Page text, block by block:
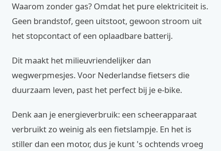
Waarom zonder gas? Omdat het pure elektriciteit is.
Geen brandstof, geen uitstoot, gewoon stroom uit
het stopcontact of een oplaadbare batterij.
Dit maakt het milieuvriendelijker dan
wegwerpmesjes. Voor Nederlandse fietsers die
duurzaam leven, past het perfect bij je e-bike.
Denk aan je energieverbruik: een scheerapparaat
verbruikt zo weinig als een fietslampje. En het is
stiller dan een motor, dus je kunt 's ochtends vroeg